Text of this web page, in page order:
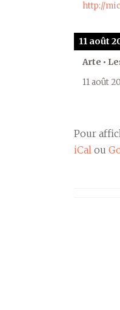
http://
11 août
Arte •
11 août
Pour
iCal ou